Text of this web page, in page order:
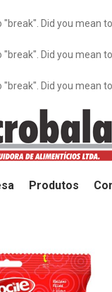
Did you mean
Did you mean
Did you mean
Produtos